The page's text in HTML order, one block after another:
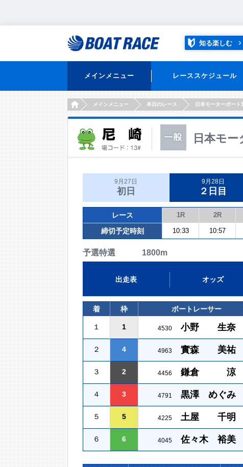
知る楽しむ
メインメニュー レーススケジュール
HOMEメインメニュー 本日のレース 日本モーターボー
日本モ
9月27日
初日
9月28日
２日目
レース 1R 2R
締切予定時刻 10:33 10:57
予選特選 1800m
出走表 オッズ
着 枠 ボートレーサー
１ 1 4530 小野 生奈
２ 4 4963 實森 美祐
３ 2 4456 鎌倉 涼
４ 3 4791 黒澤 めぐみ
５ 5 4225 土屋 千明
６ 6 4045 佐々木 裕美